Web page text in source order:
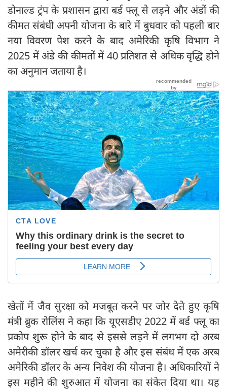
डोनाल्ड ट्रंप के प्रशासन द्वारा बर्ड फ्लू से लड़ने और अंडों की
कीमत संबंधी अपनी योजना के बारे में बुधवार को पहली बार
नया विवरण पेश करने के बाद अमेरिकी कृषि विभाग ने
2025 में अंडे की कीमतों में 40 प्रतिशत से अधिक वृद्धि होने
का अनुमान जताया है।
खेतों में जैव सुरक्षा को मजबूत करने पर जोर देते हुए कृषि
मंत्री ब्रुक रोलिंस ने कहा कि यूएसडीए 2022 में बर्ड फ्लू का
प्रकोप शुरू होने के बाद से इससे लड़ने में लगभग दो अरब
अमेरीकी डॉलर खर्च कर चुका है और इस संबंध में एक अरब
अमेरिकी डॉलर के अन्य निवेश की योजना है। अधिकारियों ने
इस महीने की शुरुआत में योजना का संकेत दिया था। यह